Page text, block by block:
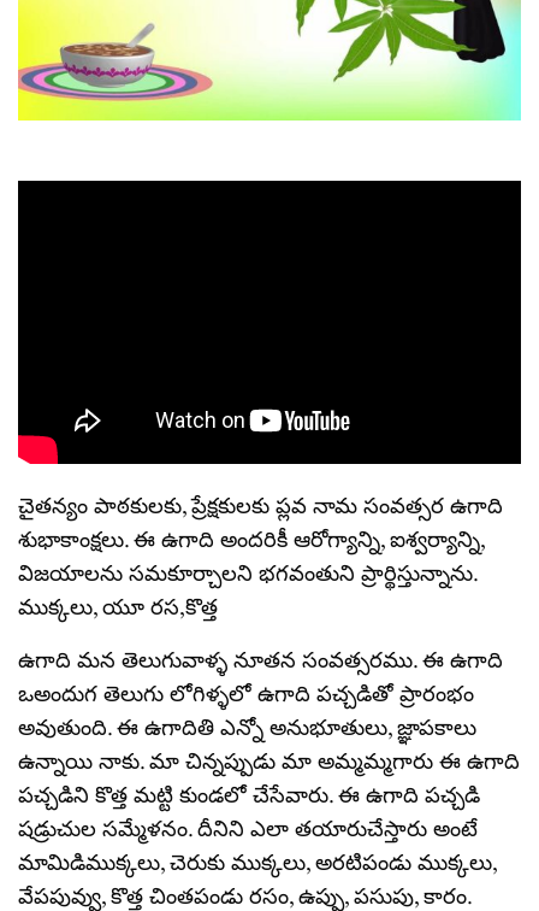
చైతన్యం పాఠకులకు, ప్రేక్షకులకు ప్లవ నామ సంవత్సర ఉగాది
శుభాకాంక్షలు. ఈ ఉగాది అందరికీ ఆరోగ్యాన్ని, ఐశ్వర్యాన్ని,
విజయాలను సమకూర్చాలని భగవంతుని ప్రార్థిస్తున్నాను.
ముక్కలు, యూ రస,కొత్త
ఉగాది మన తెలుగువాళ్ళ నూతన సంవత్సరము. ఈ ఉగాది
ఒఅందుగ తెలుగు లోగిళ్ళలో ఉగాది పచ్చడితో ప్రారంభం
అవుతుంది. ఈ ఉగాదితి ఎన్నో అనుభూతులు, జ్ఞాపకాలు
ఉన్నాయి నాకు. మా చిన్నప్పుడు మా అమ్మమ్మగారు ఈ ఉగాది
పచ్చడిని కొత్త మట్టి కుండలో చేసేవారు. ఈ ఉగాది పచ్చడి
షడ్రుచుల సమ్మేళనం. దీనిని ఎలా తయారుచేస్తారు అంటే
మామిడిముక్కలు, చెరుకు ముక్కలు, అరటిపండు ముక్కలు,
వేపపువ్వు, కొత్త చింతపండు రసం, ఉప్పు, పసుపు, కారం.